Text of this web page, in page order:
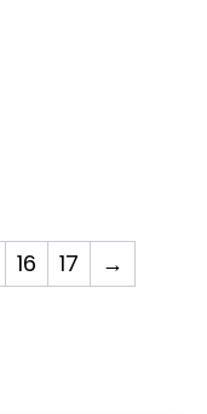
16 17 →